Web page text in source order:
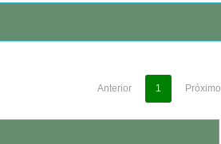
Anterior 1 Próximo